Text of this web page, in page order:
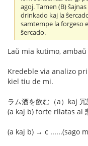
agoj. Tamen (B)
drinkado kaj la
samtempe la forgeso
ŝercado.
Laŭ mia kutimo,
Kredeble via analizo
kiel tiu de mi.
ラム酒を飲む（a）kaj
(a kaj b) forte rilatas al
(a kaj b) → c ......(sago